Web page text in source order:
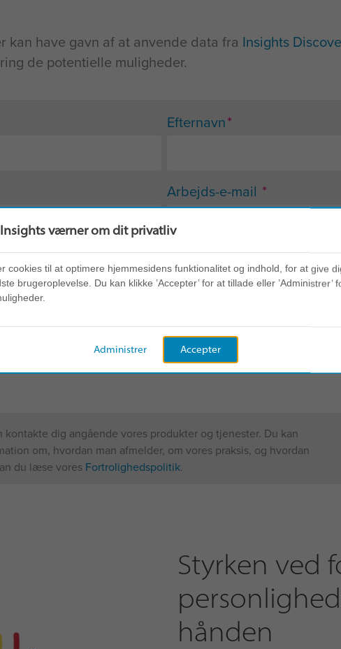
kan have gavn af at anvende data fra Insights
de potentielle muligheder.
Efternavn*
Arbejds-e-mail *
Land*
dig angående vores produkter og tjenester. Du kan
om, hvordan man afmelder, om vores praksis, og hvordan
du læse vores Fortrolighedspolitik.
Styrken ved
hånden
Insights værner om dit privatliv
cookies til at optimere hjemmesidens funktionalitet og indhold, for at give
brugeroplevelse. Du kan klikke ’Accepter’ for at tillade eller ’Administrer’
Accepter
Administrer